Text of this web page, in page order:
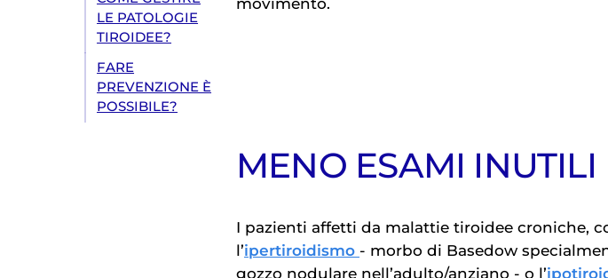
LE PATOLOGIE
TIROIDEE?
FARE
PREVENZIONE È
POSSIBILE?
movimento.
MENO ESAMI INUTILI
I pazienti affetti da malattie tiroidee croniche,
l’ipertiroidismo - morbo di Basedow
gozzo nodulare nell’adulto/anziano - o l’